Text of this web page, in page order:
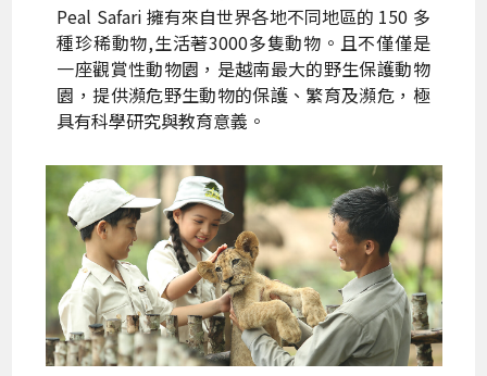
Peal Safari 擁有來自世界各地不同地區的 150 多
種珍稀動物,生活著3000多隻動物。且不僅僅是
一座觀賞性動物園，是越南最大的野生保護動物
園，提供瀕危野生動物的保護、繁育及瀕危，極
具有科學研究與教育意義。